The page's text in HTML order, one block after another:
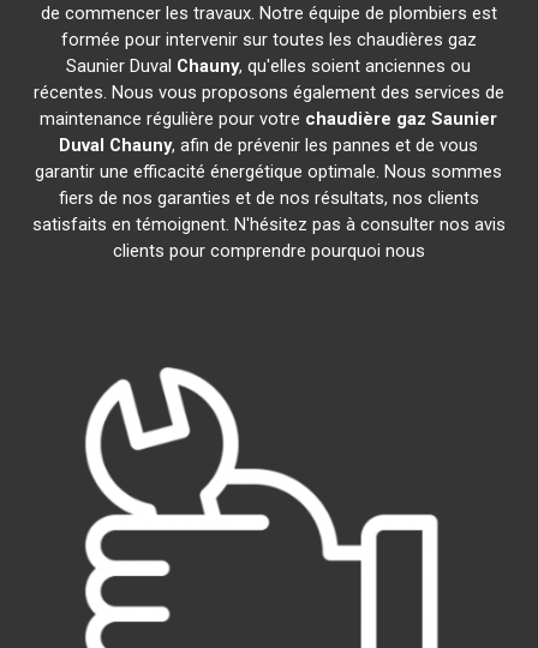
de commencer les travaux. Notre équipe de plombiers est
formée pour intervenir sur toutes les chaudières gaz
Saunier Duval Chauny, qu'elles soient anciennes ou
récentes. Nous vous proposons également des services de
maintenance régulière pour votre chaudière gaz Saunier
Duval Chauny, afin de prévenir les pannes et de vous
garantir une efficacité énergétique optimale. Nous sommes
fiers de nos garanties et de nos résultats, nos clients
satisfaits en témoignent. N'hésitez pas à consulter nos avis
clients pour comprendre pourquoi nous